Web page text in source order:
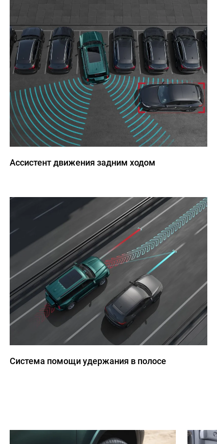
Ассистент движения задним ходом
Система помощи удержания в полосе